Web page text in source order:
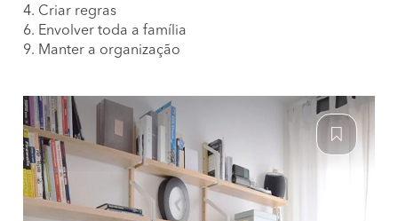
4. Criar regras
6. Envolver toda a família
9. Manter a organização